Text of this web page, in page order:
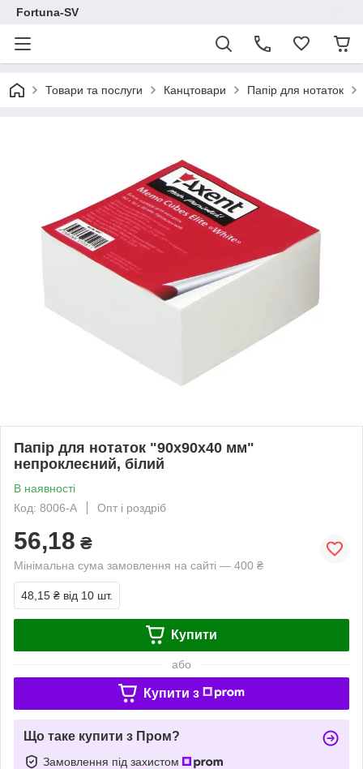
Fortuna-SV
Товари та послуги Канцтовари Папір для нотаток
Папір для нотаток "90х90х40 мм"
непроклеєний, білий
В наявності
Код: 8006-A
Опт і роздріб
56,18 ₴
Мінімальна сума замовлення на сайті — 400 ₴
48,15 ₴ від 10 шт.
Купити
або
Купити з
Що таке купити з Пром?
Замовлення під захистом